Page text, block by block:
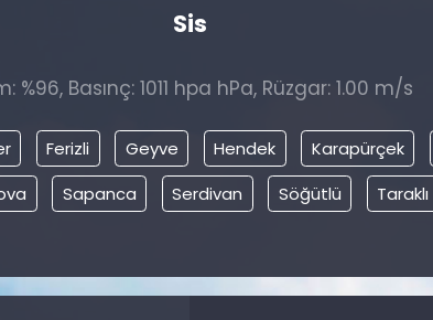
Sis
%96, Basınç: 1011 hpa hPa, Rüzgar: 1.00 m/s
Ferizli Geyve Hendek Karapürçek
Sapanca Serdivan Söğütlü Taraklı